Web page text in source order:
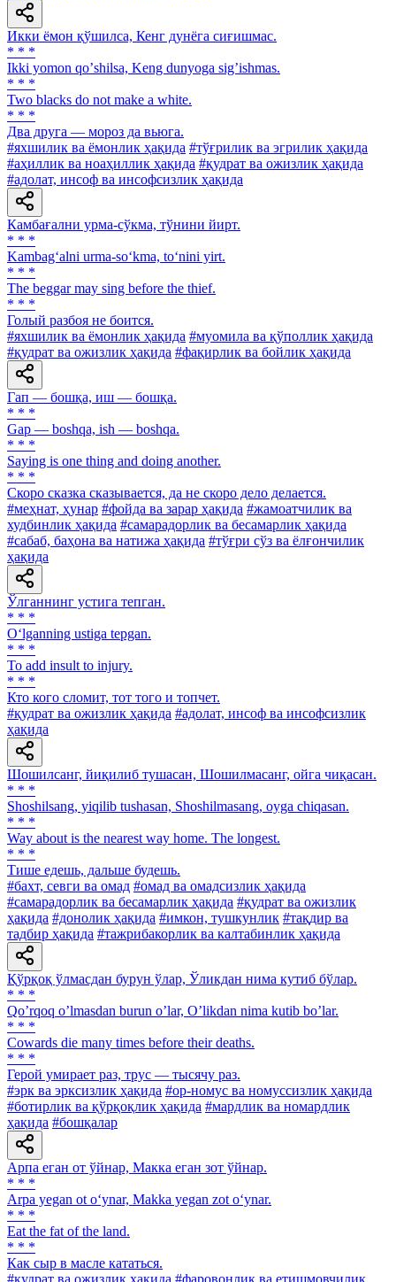
Икки ёмон қўшилса, Кенг дунёга сиғишмас.
* * *
Ikki yomon qoʼshilsa, Keng dunyoga sigʼishmas.
* * *
Two blacks do not make a white.
* * *
Два друга — мороз да вьюга.
#яхшилик ва ёмонлик ҳақида #тўғрилик ва эгрилик ҳақида
#аҳиллик ва ноаҳиллик ҳақида #қудрат ва ожизлик ҳақида
#адолат, инсоф ва инсофсизлик ҳақида
Камбағални урма-сўкма, тўнини йирт.
* * *
Kambag‘alni urma-so‘kma, to‘nini yirt.
* * *
The beggar may sing before the thief.
* * *
Голый разбоя не боится.
#яхшилик ва ёмонлик ҳақида #муомила ва қўполлик ҳақида
#қудрат ва ожизлик ҳақида #фақирлик ва бойлик ҳақида
Гап — бошқа, иш — бошқа.
* * *
Gap — boshqa, ish — boshqa.
* * *
Saying is one thing and doing another.
* * *
Скоро сказка сказывается, да не скоро дело делается.
#меҳнат, ҳунар #фойда ва зарар ҳақида #жамоатчилик ва
худбинлик ҳақида #самарадорлик ва бесамарлик ҳақида
#сабаб, баҳона ва натижа ҳақида #тўғри сўз ва ёлғончилик
ҳақида
Ўлганнинг устига тепган.
* * *
O‘lganning ustiga tepgan.
* * *
To add insult to injury.
* * *
Кто кого сломит, тот того и топчет.
#қудрат ва ожизлик ҳақида #адолат, инсоф ва инсофсизлик
ҳақида
Шошилсанг, йиқилиб тушасан, Шошилмасанг, ойга чиқасан.
* * *
Shoshilsang, yiqilib tushasan, Shoshilmasang, oyga chiqasan.
* * *
Way about is the nearest way home. The longest.
* * *
Тише едешь, дальше будешь.
#бахт, севги ва омад #омад ва омадсизлик ҳақида
#самарадорлик ва бесамарлик ҳақида #қудрат ва ожизлик
ҳақида #донолик ҳақида #имкон, тушкунлик #тақдир ва
тадбир ҳақида #тажрибакорлик ва калтабинлик ҳақида
Қўрқоқ ўлмасдан бурун ўлар, Ўликдан нима кутиб бўлар.
* * *
Qoʼrqoq oʼlmasdan burun oʼlar, Oʼlikdan nima kutib boʼlar.
* * *
Cowards die many times before their deaths.
* * *
Герой умирает раз, трус — тысячу раз.
#эрк ва эрксизлик ҳақида #ор-номус ва номуссизлик ҳақида
#ботирлик ва қўрқоқлик ҳақида #мардлик ва номардлик
ҳақида #бошқалар
Арпа еган от ўйнар, Макка еган зот ўйнар.
* * *
Arpa yegan ot o‘ynar, Makka yegan zot o‘ynar.
* * *
Eat the fat of the land.
* * *
Как сыр в масле кататься.